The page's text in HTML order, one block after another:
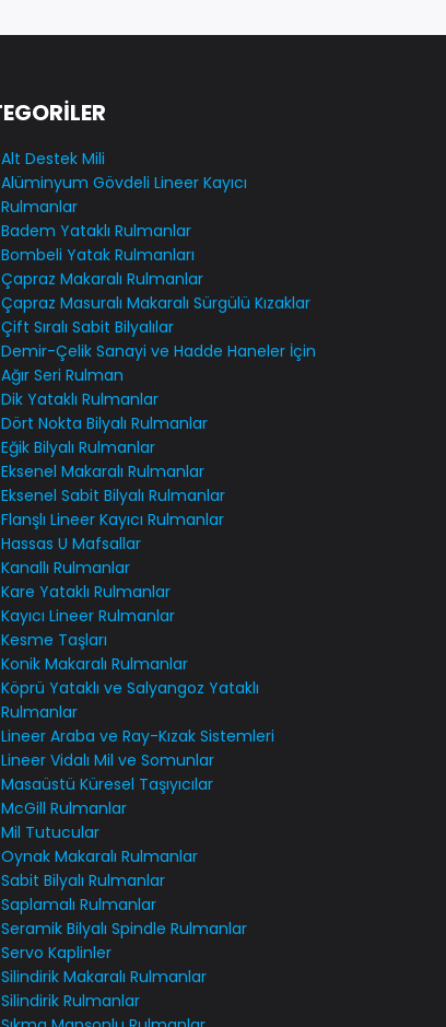
Alt Destek Mili
Alüminyum Gövdeli Lineer Kayıcı
Rulmanlar
Badem Yataklı Rulmanlar
Bombeli Yatak Rulmanları
Çapraz Makaralı Rulmanlar
Çapraz Masuralı Makaralı Sürgülü Kızaklar
Çift Sıralı Sabit Bilyalılar
Demir-Çelik Sanayi ve Hadde Haneler İçin
Ağır Seri Rulman
Dik Yataklı Rulmanlar
Dört Nokta Bilyalı Rulmanlar
Eğik Bilyalı Rulmanlar
Eksenel Makaralı Rulmanlar
Eksenel Sabit Bilyalı Rulmanlar
Flanşlı Lineer Kayıcı Rulmanlar
Hassas U Mafsallar
Kanallı Rulmanlar
Kare Yataklı Rulmanlar
Kayıcı Lineer Rulmanlar
Kesme Taşları
Konik Makaralı Rulmanlar
Köprü Yataklı ve Salyangoz Yataklı
Rulmanlar
Lineer Araba ve Ray-Kızak Sistemleri
Lineer Vidalı Mil ve Somunlar
Masaüstü Küresel Taşıyıcılar
McGill Rulmanlar
Mil Tutucular
Oynak Makaralı Rulmanlar
Sabit Bilyalı Rulmanlar
Saplamalı Rulmanlar
Seramik Bilyalı Spindle Rulmanlar
Servo Kaplinler
Silindirik Makaralı Rulmanlar
Silindirik Rulmanlar